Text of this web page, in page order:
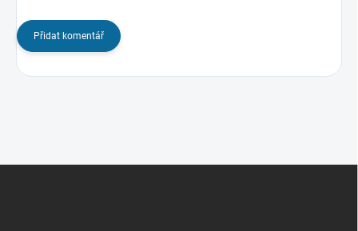
Přidat komentář